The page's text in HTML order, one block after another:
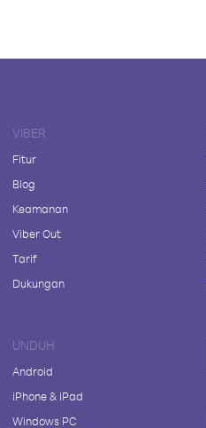
VIBER
Fitur
Blog
Keamanan
Viber Out
Tarif
Dukungan
UNDUH
Android
iPhone & iPad
Windows PC